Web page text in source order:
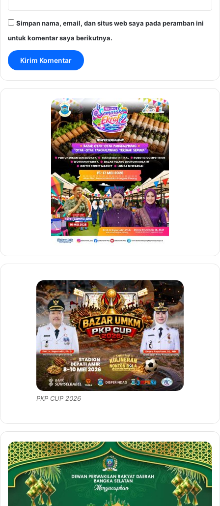
Simpan nama, email, dan situs web saya pada peramban ini
untuk komentar saya berikutnya.
PKP CUP 2026